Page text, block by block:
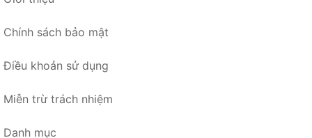
Chính sách bảo mật
Điều khoản sử dụng
Miễn trừ trách nhiệm
Danh mục